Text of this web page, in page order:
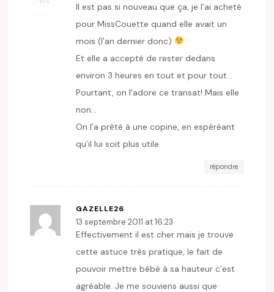
Il est pas si nouveau que ça, je l’ai acheté
pour MissCouette quand elle avait un
mois (l’an dernier donc)
Et elle a accepté de rester dedans
environ 3 heures en tout et pour tout…
Pourtant, on l’adore ce transat! Mais elle
non…
On l’a prêté à une copine, en espéréant
qu’il lui soit plus utile.
répondre
GAZELLE26
13 septembre 2011 at 16:23
Effectivement il est cher mais je trouve
cette astuce très pratique, le fait de
pouvoir mettre bébé à sa hauteur c’est
agréable. Je me souviens aussi que